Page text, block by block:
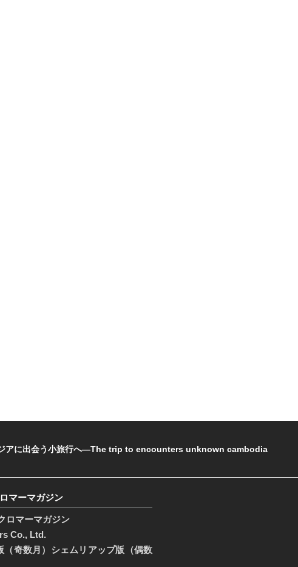
アに出会う小旅行へ―The trip to encounters unknown cambodia
マーマガジン
ロマーマガジン
Co., Ltd.
（奇数月）シェムリアップ版（偶数